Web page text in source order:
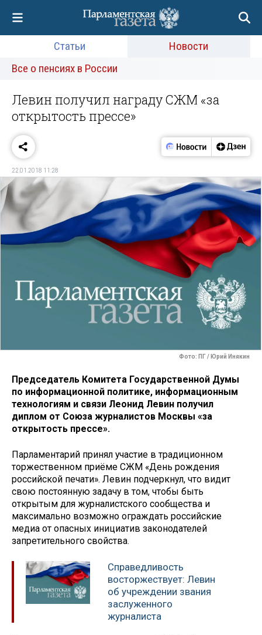
Статьи
Новости
Все о пенсиях в России
Левин получил награду СЖМ «за
открытость прессе»
22.01.2018 11:28
Фото: ПГ / Юрий Инякин
Председатель Комитета Государственной Думы
по информационной политике, информационным
технологиям и связи Леонид Левин получил
диплом от Союза журналистов Москвы «за
открытость прессе».
Парламентарий принял участие в традиционном
торжественном приёме СЖМ «День рождения
российской печати». Левин подчеркнул, что видит
свою постоянную задачу в том, чтобы быть
открытым для журналистского сообщества и
максимально возможно ограждать российские
медиа от опасных инициатив законодателей
запретительного свойства.
Справедливость
восторжествует: Левин
об учреждении звания
заслуженного
журналиста